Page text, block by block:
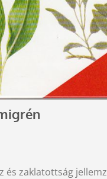
és zaklatottság